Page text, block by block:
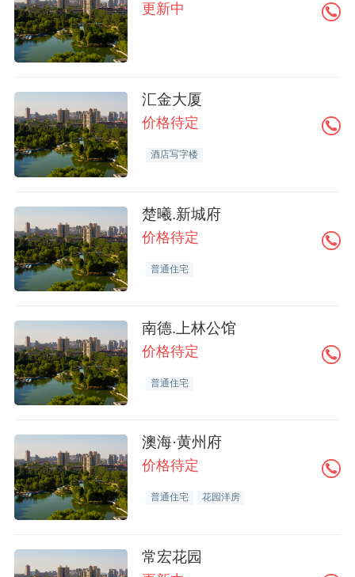
更新中
汇金大厦
价格待定
酒店写字楼
楚曦.新城府
价格待定
普通住宅
南德.上林公馆
价格待定
普通住宅
澳海·黄州府
价格待定
普通住宅 花园洋房
常宏花园